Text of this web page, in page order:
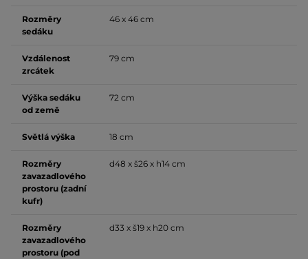
Rozměry
sedáku
46 x 46 cm
Vzdálenost
zrcátek
79 cm
Výška sedáku
od země
72 cm
Světlá výška 18 cm
Rozměry
zavazadlového
prostoru (zadní
kufr)
d48 x š26 x h14 cm
Rozměry
zavazadlového
prostoru (pod
d33 x š19 x h20 cm